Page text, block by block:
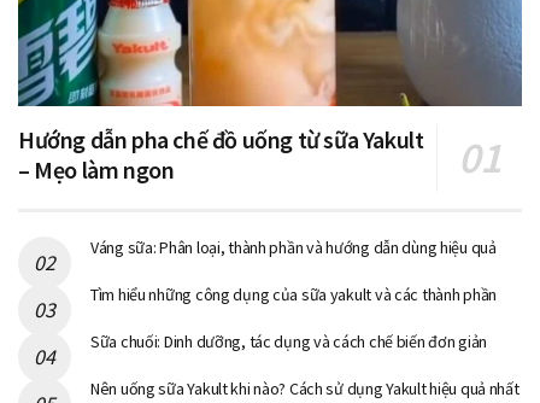
Hướng dẫn pha chế đồ uống từ sữa Yakult
– Mẹo làm ngon
Váng sữa: Phân loại, thành phần và hướng dẫn dùng hiệu quả
Tìm hiểu những công dụng của sữa yakult và các thành phần
Sữa chuối: Dinh dưỡng, tác dụng và cách chế biến đơn giản
Nên uống sữa Yakult khi nào? Cách sử dụng Yakult hiệu quả nhất